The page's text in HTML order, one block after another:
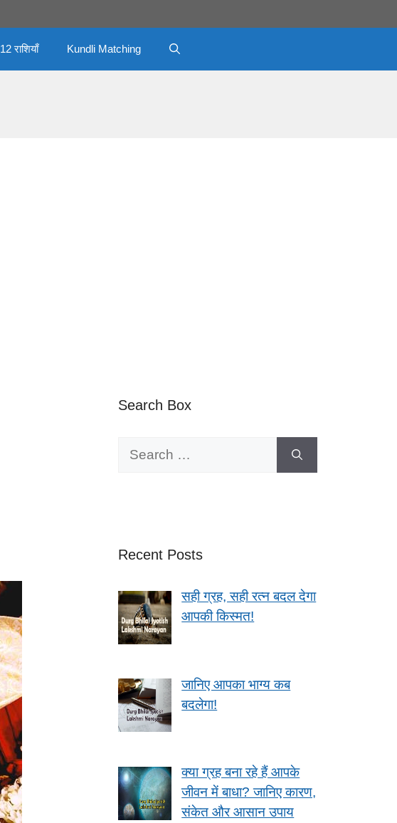
12 राशियाँ Kundli Matching
Search Box
Recent Posts
सही ग्रह, सही रत्न बदल देगा
आपकी किस्मत!
जानिए आपका भाग्य कब
बदलेगा!
क्या ग्रह बना रहे हैं आपके
जीवन में बाधा? जानिए कारण,
संकेत और आसान उपाय